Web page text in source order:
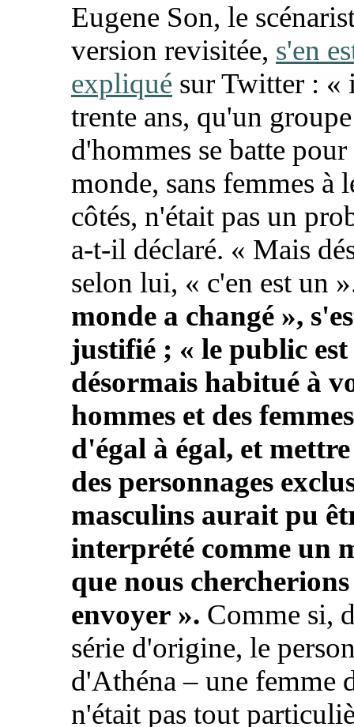
Eugene Son, le
version revisitée, s'en
expliqué sur Twitter : «
trente ans, qu'un groupe
d'hommes se batte
monde, sans femmes à
côtés, n'était pas un
a-t-il déclaré. « Mais
selon lui, « c'en est un
monde a changé »,
justifié ; « le public est
désormais habitué à
hommes et des
d'égal à égal, et mettre
des personnages
masculins aurait pu
interprété comme un
que nous
envoyer ». Comme si,
série d'origine, le
d'Athéna – une femme
n'était pas tout